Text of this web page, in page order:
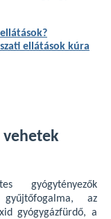
ellátások kúra
vehetek
gyógytényezők
az
gyógygázfürdő, a